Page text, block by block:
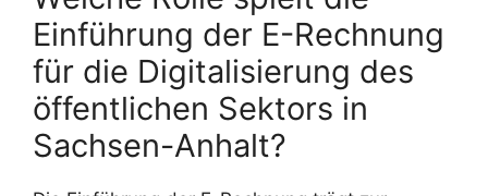
Einführung der E-Rechnung
für die Digitalisierung des
öffentlichen Sektors in
Sachsen-Anhalt?